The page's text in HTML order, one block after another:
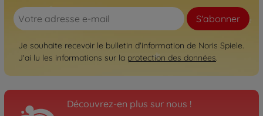
S'abonner
Je souhaite recevoir le bulletin d'information de Noris Spiele.
J'ai lu les informations sur la protection des données.
Découvrez-en plus sur nous !